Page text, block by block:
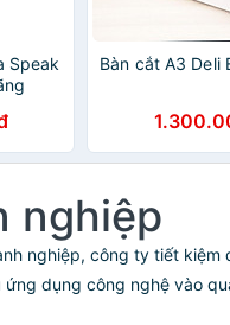
Speak
Bàn cắt A3 Deli
nghiệp
nghiệp, công ty tiết
dụng công nghệ vào